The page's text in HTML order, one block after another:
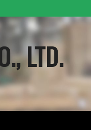
LTD.